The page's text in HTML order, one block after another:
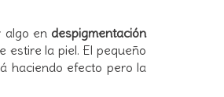
algo en despigmentación
estire la piel. El pequeño
haciendo efecto pero la